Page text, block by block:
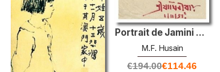
Portrait de Jamini Roy
M.F. Husain
€194.00€114.46